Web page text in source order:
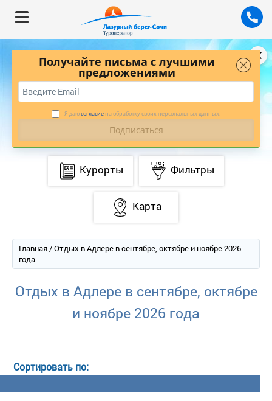
Получайте письма с лучшими
предложениями
Я даюсогласие на обработку своих персональных данных.
Курорты Фильтры
Карта
Главная/ Отдых в Адлере в сентябре, октябре и ноябре 2026
ода
Отдых в Адлере в сентябре, октябре
и ноябре 2026 года
БУДЬТЕ В КУРСЕ ЛУЧШИХ ПРЕДЛОЖЕНИЙ
С НАШЕЙ РАССЫЛКОЙ
ПОДПИСАТЬСЯ